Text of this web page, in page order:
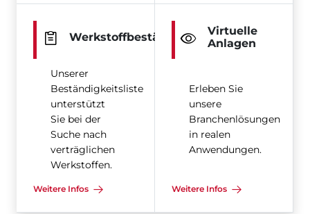
Werkstoffbeständigkeit
Unserer
Beständigkeitsliste
unterstützt
Sie bei der
Suche nach
verträglichen
Werkstoffen.
Weitere Infos
Virtuelle
Anlagen
Erleben Sie
unsere
Branchenlösungen
in realen
Anwendungen.
Weitere Infos